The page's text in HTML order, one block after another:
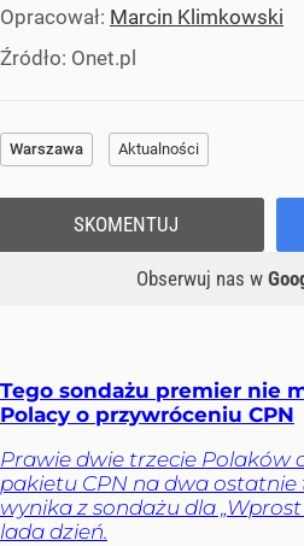
Opracował: Marcin Klimkowski
Źródło: Onet.pl
Warszawa Aktualności
Obserwuj nas w
SKOMENTUJ
Tego sondażu premier nie
Polacy o przywróceniu CPN
Prawie dwie trzecie Polaków
pakietu CPN na dwa
wynika z sondażu dla
lada dzień.